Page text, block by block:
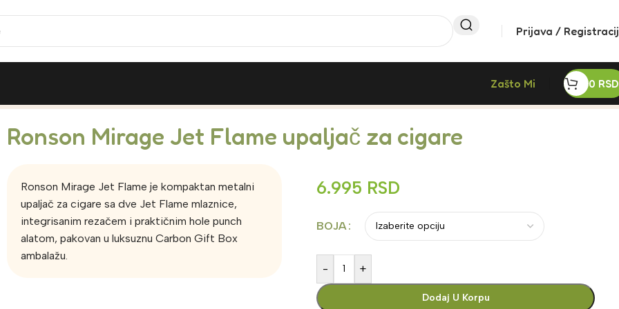
Prijava /
Zašto Mi 0 RSD
Ronson Mirage Jet Flame upaljač za cigare
Ronson Mirage Jet Flame je kompaktan metalni
upaljač za cigare sa dve Jet Flame mlaznice,
integrisanim rezačem i praktičnim hole punch
alatom, pakovan u luksuznu Carbon Gift Box
ambalažu.
6.995 RSD
BOJA
- +
Dodaj U Korpu